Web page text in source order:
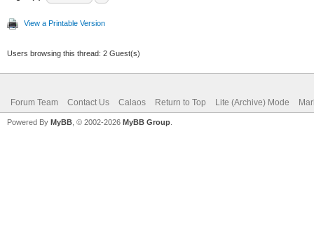
View a Printable Version
Users browsing this thread: 2 Guest(s)
Forum Team Contact Us Calaos Return to Top Lite (Archive) Mode
Powered By MyBB , © 2002-2026 MyBB Group